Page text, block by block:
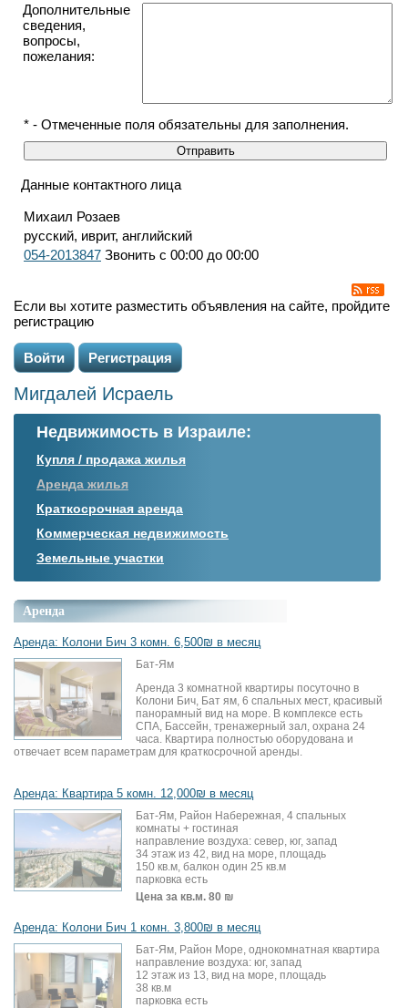
Дополнительные
сведения,
вопросы,
пожелания:
* - Отмеченные поля обязательны для заполнения.
Данные контактного лица
Михаил Розаев
русский, иврит, английский
054-2013847 Звонить с 00:00 до 00:00
Если вы хотите разместить объявления на сайте, пройдите
регистрацию
Войти Регистрация
Мигдалей Исраель
Недвижимость в Израиле:
Купля / продажа жилья
Аренда жилья
Краткосрочная аренда
Коммерческая недвижимость
Земельные участки
Аренда
Аренда: Колони Бич 3 комн. 6,500₪ в месяц
Бат-Ям
Аренда 3 комнатной квартиры посуточно в
Колони Бич, Бат ям, 6 спальных мест, красивый
панорамный вид на море. В комплексе есть
СПА, Бассейн, тренажерный зал, охрана 24
часа. Квартира полностью оборудована и
отвечает всем параметрам для краткосрочной аренды.
Аренда: Квартира 5 комн. 12,000₪ в месяц
Бат-Ям, Район Набережная, 4 спальных
комнаты + гостиная
направление воздуха: север, юг, запад
34 этаж из 42, вид на море, площадь
150 кв.м, балкон один 25 кв.м
парковка есть
Цена за кв.м. 80 ₪
Аренда: Колони Бич 1 комн. 3,800₪ в месяц
Бат-Ям, Район Море, однокомнатная квартира
направление воздуха: юг, запад
12 этаж из 13, вид на море, площадь
38 кв.м
парковка есть